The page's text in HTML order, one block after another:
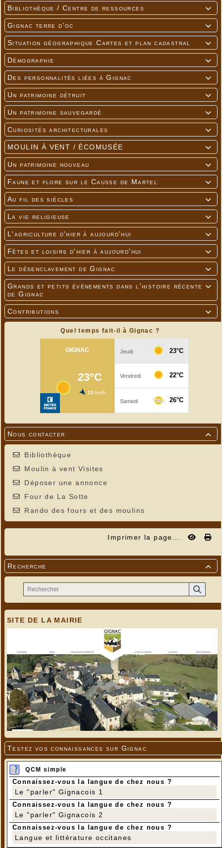

Bibliothèque / Centre de ressources

Gignac terre d'oc

Situation géographique Cartes et plan cadastral

Démographie

Des personnalités liées à Gignac

Un patrimoine détruit

Un patrimoine sauvegardé

Curiosités architecturales

MOULIN À VENT / ÉCOMUSÉE

Un patrimoine nouveau

Faune et flore sur le Causse de Martel

Au fil des siècles

La vie religieuse

L'agriculture d'hier à aujourd'hui

Fêtes et loisirs d'hier à aujourd'hui

Le désenclavement de Gignac

Grands et petits événements dans l'histoire récente
de Gignac

Contributions
Quel temps fait-il à Gignac ?

Nous contacter
Bibliothèque
Moulin à vent Visites
Déposer une annonce
Four de La Sotte
Rando des fours et des moulins
Imprimer la page...

Recherche
SITE DE LA MAIRIE
Testez vos connaissances sur Gignac
QCM simple
Connaissez-vous la langue de chez nous ?
Le "parler" Gignacois 1
Connaissez-vous la langue de chez nous ?
Le "parler" Gignacois 2
Connaissez-vous la langue de chez nous ?
Langue et littérature occitanes